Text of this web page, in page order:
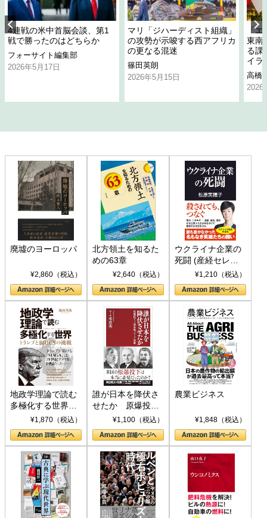
4連戦の米中首脳会談、第1
戦で勝ったのはどちらか
フォーサイト編集部
2026年5月17日
マリ「ジハーディスト組織」
の攻勢が示唆する西アフリカ
の更なる混迷
篠田英朗
2026年5月15日
「
東南
る課
イラ
高橋
2026
廃墟のヨーロッパ
¥2,860（税込）
北方領土を知るた
めの63章
¥2,640（税込）
ウクライナ企業の
死闘 (産経セレク
ト S 039)¥1,210（税込）
地政学理論で読む
多極化する世界：
トランプとBRICS
の挑戦
¥1,870（税込）
誰が日本を降伏さ
せたか 原爆投
下、ソ連参戦、そ
して聖断 (PHP新
書)
¥1,100（税込）
農業ビジネス
¥1,848（税込）